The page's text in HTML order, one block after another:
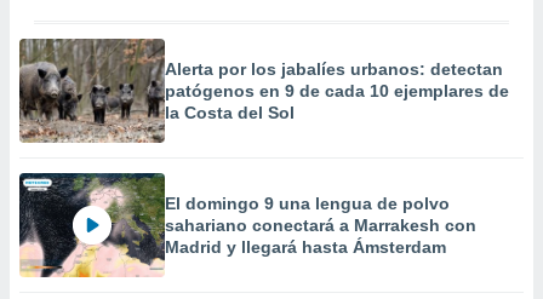
Alerta por los jabalíes urbanos: detectan
patógenos en 9 de cada 10 ejemplares de
la Costa del Sol
El domingo 9 una lengua de polvo
sahariano conectará a Marrakesh con
Madrid y llegará hasta Ámsterdam